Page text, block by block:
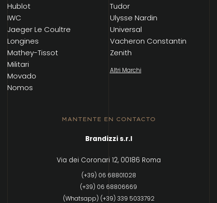
Hublot
IWC
Jaeger Le Coultre
Longines
Mathey-Tissot
Militari
Movado
Nomos
Tudor
Ulysse Nardin
Universal
Vacheron Constantin
Zenith
Altri Marchi
MANTENTE EN CONTACTO
Brandizzi s.r.l
Via dei Coronari 12, 00186 Roma
(+39) 06 68801028
(+39) 06 68806669
(Whatsapp) (+39) 339 5033792